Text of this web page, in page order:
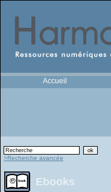
Accueil
>Recherche avancée
Ebooks